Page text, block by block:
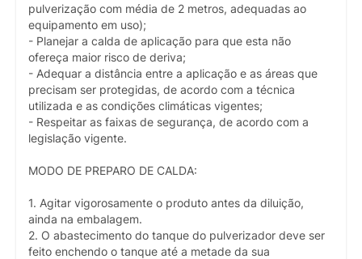
pulverização com média de 2 metros, adequadas ao
equipamento em uso);
- Planejar a calda de aplicação para que esta não
ofereça maior risco de deriva;
- Adequar a distância entre a aplicação e as áreas que
precisam ser protegidas, de acordo com a técnica
utilizada e as condições climáticas vigentes;
- Respeitar as faixas de segurança, de acordo com a
legislação vigente.
MODO DE PREPARO DE CALDA:
1. Agitar vigorosamente o produto antes da diluição,
ainda na embalagem.
2. O abastecimento do tanque do pulverizador deve ser
feito enchendo o tanque até a metade da sua